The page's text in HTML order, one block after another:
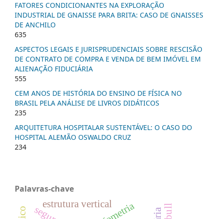
FATORES CONDICIONANTES NA EXPLORAÇÃO
INDUSTRIAL DE GNAISSE PARA BRITA: CASO DE GNAISSES
DE ANCHILO
635
ASPECTOS LEGAIS E JURISPRUDENCIAIS SOBRE RESCISÃO
DE CONTRATO DE COMPRA E VENDA DE BEM IMÓVEL EM
ALIENAÇÃO FIDUCIÁRIA
555
CEM ANOS DE HISTÓRIA DO ENSINO DE FÍSICA NO
BRASIL PELA ANÁLISE DE LIVROS DIDÁTICOS
235
ARQUITETURA HOSPITALAR SUSTENTÁVEL: O CASO DO
HOSPITAL ALEMÃO OSWALDO CRUZ
234
Palavras-chave
estrutura vertical